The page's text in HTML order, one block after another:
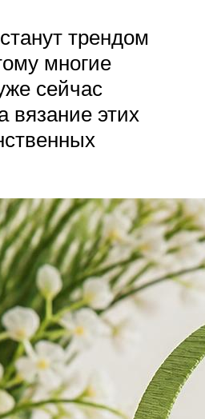
трендом
многие
сейчас
вязание этих